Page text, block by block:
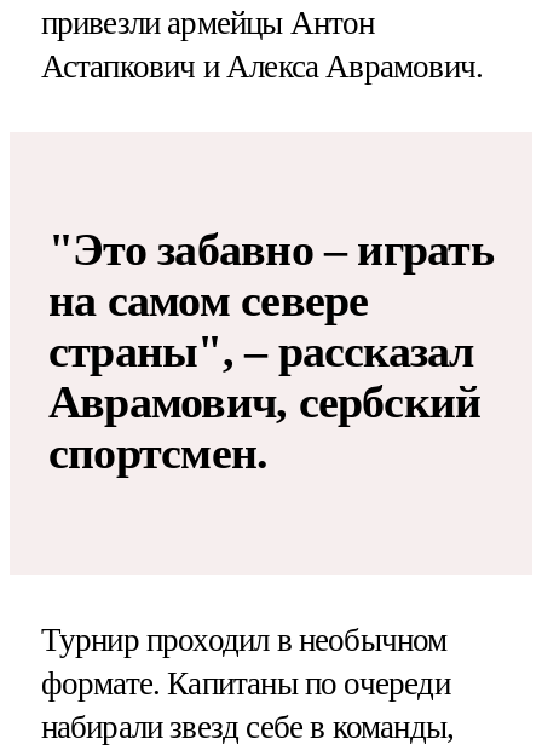
привезли армейцы Антон
Астапкович и Алекса Аврамович.
"Это забавно – играть
на самом севере
страны", – рассказал
Аврамович, сербский
спортсмен.
Турнир проходил в необычном
формате. Капитаны по очереди
набирали звезд себе в команды,